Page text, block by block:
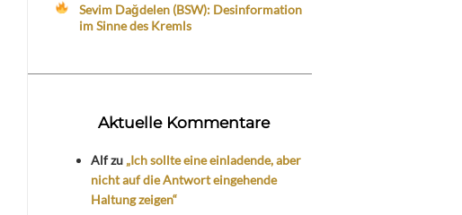
Sevim Dağdelen (BSW): Desinformation
im Sinne des Kremls
Aktuelle Kommentare
Alfzu „Ich sollte eine einladende, aber
nicht auf die Antwort eingehende
Haltung zeigen“